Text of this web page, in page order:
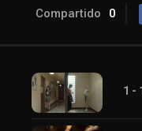
Compartido 0
1 - 1